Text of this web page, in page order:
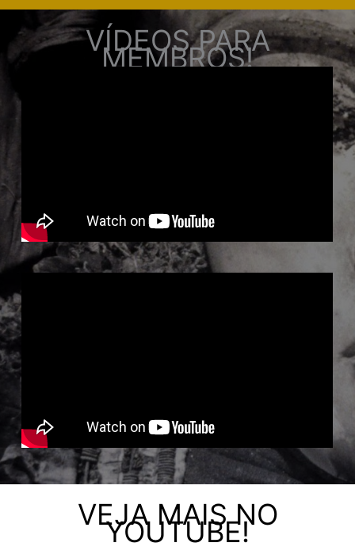
VÍDEOS PARA
MEMBROS!
VEJA MAIS NO
YOUTUBE!